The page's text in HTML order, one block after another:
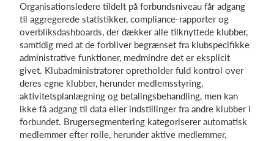
Organisationsledere tildelt på forbundsniveau får adgang
til aggregerede statistikker, compliance-rapporter og
overbliksdashboards, der dækker alle tilknyttede klubber,
samtidig med at de forbliver begrænset fra klubspecifikke
administrative funktioner, medmindre det er eksplicit
givet. Klubadministratorer opretholder fuld kontrol over
deres egne klubber, herunder medlemsstyring,
aktivitetsplanlægning og betalingsbehandling, men kan
ikke få adgang til data eller indstillinger fra andre klubber i
forbundet. Brugersegmentering kategoriserer automatisk
medlemmer efter rolle, herunder aktive medlemmer,